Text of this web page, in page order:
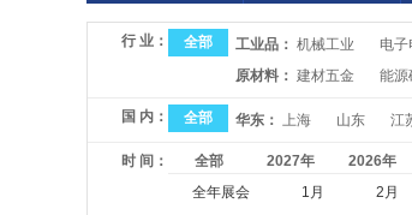
首页 国内展会
行 业： 全部 工业品： 机械工业 电子
原材料： 建材五金 能源
国 内： 全部 华东： 上海 山东 江
时 间： 全部 2027年 2026年
全年展会
1月 2月